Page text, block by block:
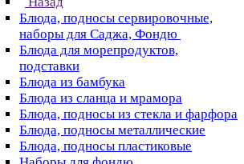
Блюда, подносы сервировочные,
наборы для Саджа, Фондю
Блюда для морепродуктов,
подставки
Блюда из бамбука
Блюда из сланца и мрамора
Блюда, подносы из стекла и фарфора
Блюда, подносы металлические
Блюда, подносы пластиковые